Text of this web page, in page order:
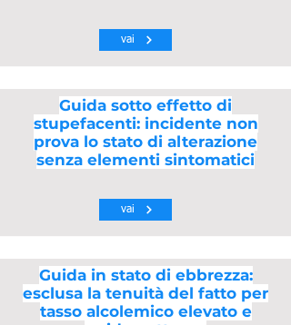
vai
Guida sotto effetto di
stupefacenti: incidente non
prova lo stato di alterazione
senza elementi sintomatici
vai
Guida in stato di ebbrezza:
esclusa la tenuità del fatto per
tasso alcolemico elevato e